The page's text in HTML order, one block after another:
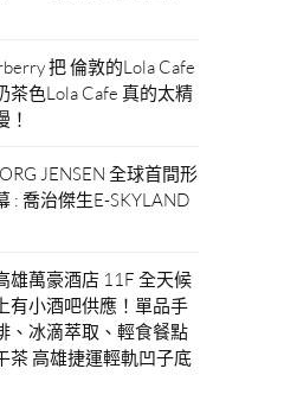
把 倫敦的Lola Cafe
茶色Lola Cafe 真的太精
！
JENSEN 全球首間形
: 喬治傑生E-SKYLAND
雄萬豪酒店 11F 全天候
有小酒吧供應！單品手
、冰滴萃取、輕食餐點
茶 高雄捷運輕軌凹子底